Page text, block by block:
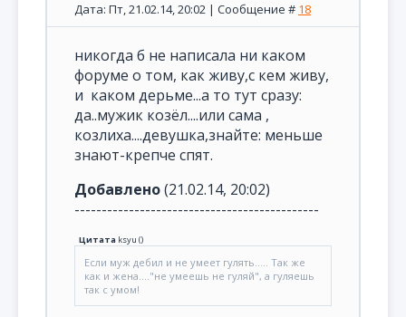
Дата: Пт, 21.02.14, 20:02 | Сообщение # 18
никогда б не написала ни каком
форуме о том, как живу,с кем живу,
и каком дерьме...а то тут сразу:
да..мужик козёл....или сама ,
козлиха....девушка,знайте: меньше
знают-крепче спят.
Добавлено(21.02.14, 20:02)
---------------------------------------------
Цитата ksyu ()
Если муж дебил и не умеет гулять..... Так же
как и жена...."не умеешь не гуляй", а гуляешь
так с умом!